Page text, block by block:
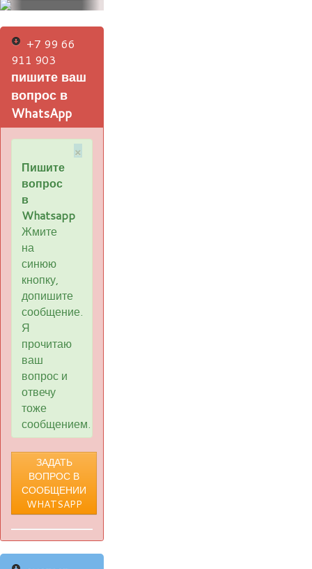
+7 99 66
911 903
пишите ваш
вопрос в
WhatsApp
×
Пишите
вопрос
в
Whatsapp
Жмите
на
синюю
кнопку,
допишите
сообщение.
Я
прочитаю
ваш
вопрос и
отвечу
тоже
сообщением.
ЗАДАТЬ
ВОПРОС В
СООБЩЕНИИ
WHATSAPP